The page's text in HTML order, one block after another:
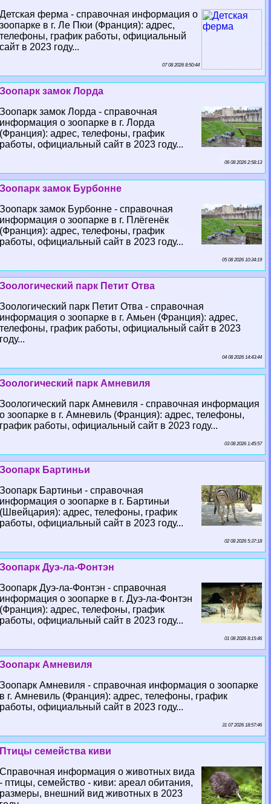
Детская ферма - справочная информация о
зоопарке в г. Ле Пюи (Франция): адрес,
телефоны, график работы, официальный
сайт в 2023 году...
07 08 2026 8:50:44
Зоопарк замок Лорда
Зоопарк замок Лорда - справочная
информация о зоопарке в г. Лорда
(Франция): адрес, телефоны, график
работы, официальный сайт в 2023 году...
06 08 2026 2:58:13
Зоопарк замок Бурбонне
Зоопарк замок Бурбонне - справочная
информация о зоопарке в г. Плёгенёк
(Франция): адрес, телефоны, график
работы, официальный сайт в 2023 году...
05 08 2026 10:34:19
Зоологический парк Петит Отва
Зоологический парк Петит Отва - справочная
информация о зоопарке в г. Амьен (Франция): адрес,
телефоны, график работы, официальный сайт в 2023
году...
04 08 2026 14:43:44
Зоологический парк Амневиля
Зоологический парк Амневиля - справочная информация
о зоопарке в г. Амневиль (Франция): адрес, телефоны,
график работы, официальный сайт в 2023 году...
03 08 2026 1:45:57
Зоопарк Бартиньи
Зоопарк Бартиньи - справочная
информация о зоопарке в г. Бартиньи
(Швейцария): адрес, телефоны, график
работы, официальный сайт в 2023 году...
02 08 2026 5:37:18
Зоопарк Дуэ-ла-Фонтэн
Зоопарк Дуэ-ла-Фонтэн - справочная
информация о зоопарке в г. Дуэ-ла-Фонтэн
(Франция): адрес, телефоны, график
работы, официальный сайт в 2023 году...
01 08 2026 8:15:46
Зоопарк Амневиля
Зоопарк Амневиля - справочная информация о зоопарке
в г. Амневиль (Франция): адрес, телефоны, график
работы, официальный сайт в 2023 году...
31 07 2026 18:57:46
Птицы семейства киви
Справочная информация о животных вида
- птицы, семейство - киви: ареал обитания,
размеры, внешний вид животных в 2023